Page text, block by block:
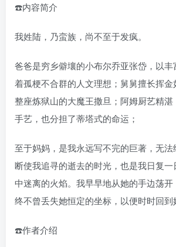
☎️内容简介
我姓陆，乃蛮族，尚不至于发疯。
爸爸是穷乡僻壤的小布尔乔亚张岱，以
着孤梗不合群的人文理想；舅舅擅长挥
整座炼狱山的大魔王撒旦；阿姆厨艺精
手艺，也分担了蒂塔式的命运；
至于妈妈，是我永远写不完的巨著，无
断使我追寻的逝去的时光，也是我日复一
中迷离的火焰。我早早地从她的手边荡
终不曾丢失她恒定的坐标，以便时时回到
☎️作者介绍